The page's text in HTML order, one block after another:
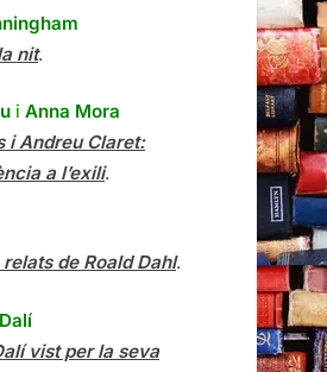
nit.
i Anna Mora
i Andreu Claret:
a l’exili.
de Roald Dahl.
vist per la seva